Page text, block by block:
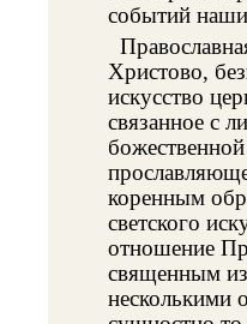
событий
Христово,
искусство
связанное с
коренным
светского
отношение
священным
несколькими